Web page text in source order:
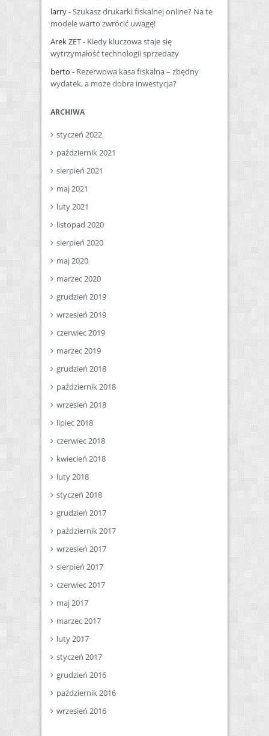
larry-Szukasz drukarki fiskalnej online? Na te
modele warto zwrócić uwagę!
Arek ZET- Kiedy kluczowa staje się
wytrzymałość technologii sprzedaży
berto - Rezerwowa kasa fiskalna – zbędny
wydatek, a może dobra inwestycja?
ARCHIWA
styczeń 2022
październik 2021
sierpień 2021
maj 2021
luty 2021
listopad 2020
sierpień 2020
maj 2020
marzec 2020
grudzień 2019
wrzesień 2019
czerwiec 2019
marzec 2019
grudzień 2018
październik 2018
wrzesień 2018
lipiec 2018
czerwiec 2018
kwiecień 2018
luty 2018
styczeń 2018
grudzień 2017
październik 2017
wrzesień 2017
sierpień 2017
czerwiec 2017
maj 2017
marzec 2017
luty 2017
styczeń 2017
grudzień 2016
październik 2016
wrzesień 2016